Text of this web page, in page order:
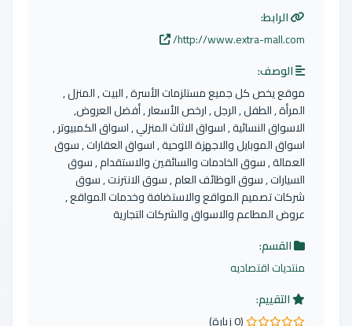
الرابط:
http://www.extra-mall.com/
الوصف:
موقع يخص كل جميع مستلزمات الأسرة , البيت , المنزل ,
المرأة , الطفل , الرجل , ارخص الأسعار , أفضل العروض,
الاسواق النسائية , اسواق الاثاث المنزلي , اسواق الكمبيوتر ,
اسواق الموبايل والاجهزة اللوحية , اسواق العقارات , سوق
العمالة , سوق الخادمات والسائقين والاستقدام , سوق
السيارات , سوق الوظائف العام , سوق الانترنت , سوق
شركات تصميم المواقع والاستضافة وخدمات المواقع ,
عروض المطاعم والاسواق والشركات التجارية
القسم:
منتديات اقتصاديه
التقييم:
(0 زيارة)